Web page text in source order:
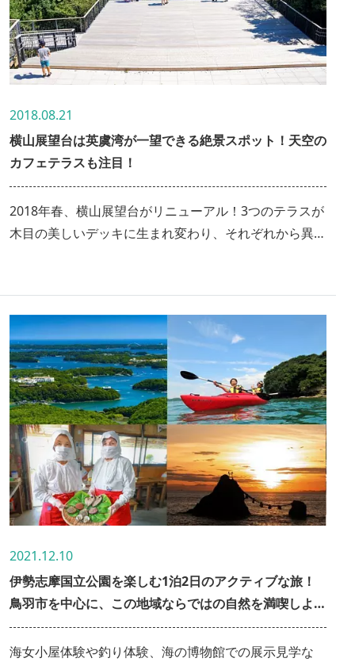
2018.08.21
横山展望台は英虞湾が一望できる絶景スポット！天空の
カフェテラスも注目！
2018年春、横山展望台がリニューアル！3つのテラスが
木目の美しいデッキに生まれ変わり、それぞれから異な
しめるだけでなく、ほっと安らげるスポットとなった新
しい横山展望台に、さっそく行ってきました！
2021.12.10
伊勢志摩国立公園を楽しむ1泊2日のアクティブな旅！
鳥羽市を中心に、この地域ならではの自然を満喫しよう
♪
海女小屋体験や釣り体験、海の博物館での展示見学な